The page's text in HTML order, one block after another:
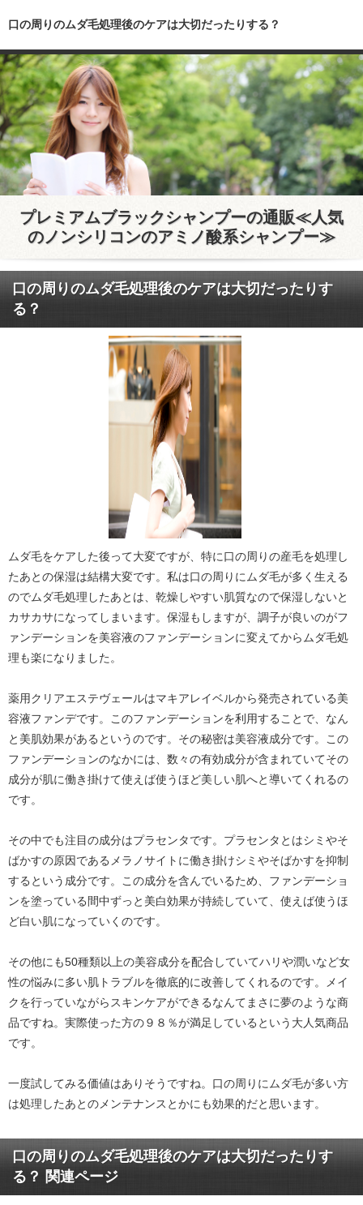
口の周りのムダ毛処理後のケアは大切だったりする？
プレミアムブラックシャンプーの通販≪人気
のノンシリコンのアミノ酸系シャンプー≫
口の周りのムダ毛処理後のケアは大切だったりす
る？
ムダ毛をケアした後って大変ですが、特に口の周りの産毛を処理し
たあとの保湿は結構大変です。私は口の周りにムダ毛が多く生える
のでムダ毛処理したあとは、乾燥しやすい肌質なので保湿しないと
カサカサになってしまいます。保湿もしますが、調子が良いのがフ
ァンデーションを美容液のファンデーションに変えてからムダ毛処
理も楽になりました。
薬用クリアエステヴェールはマキアレイベルから発売されている美
容液ファンデです。このファンデーションを利用することで、なん
と美肌効果があるというのです。その秘密は美容液成分です。この
ファンデーションのなかには、数々の有効成分が含まれていてその
成分が肌に働き掛けて使えば使うほど美しい肌へと導いてくれるの
です。
その中でも注目の成分はプラセンタです。プラセンタとはシミやそ
ばかすの原因であるメラノサイトに働き掛けシミやそばかすを抑制
するという成分です。この成分を含んでいるため、ファンデーショ
ンを塗っている間中ずっと美白効果が持続していて、使えば使うほ
ど白い肌になっていくのです。
その他にも50種類以上の美容成分を配合していてハリや潤いなど女
性の悩みに多い肌トラブルを徹底的に改善してくれるのです。メイ
クを行っていながらスキンケアができるなんてまさに夢のような商
品ですね。実際使った方の９８％が満足しているという大人気商品
です。
一度試してみる価値はありそうですね。口の周りにムダ毛が多い方
は処理したあとのメンテナンスとかにも効果的だと思います。
口の周りのムダ毛処理後のケアは大切だったりす
る？ 関連ページ